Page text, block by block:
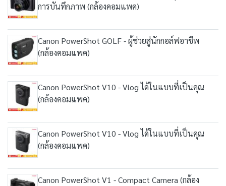
การบันทึกภาพ (กล้องคอมแพค)
Canon PowerShot GOLF - ผู้ช่วยสู่นักกอล์ฟอาชีพ
(กล้องคอมแพค)
Canon PowerShot V10 - Vlog ได้ในแบบที่เป็นคุณ
(กล้องคอมแพค)
Canon PowerShot V10 - Vlog ได้ในแบบที่เป็นคุณ
(กล้องคอมแพค)
Canon PowerShot V1 - Compact Camera (กล้อง